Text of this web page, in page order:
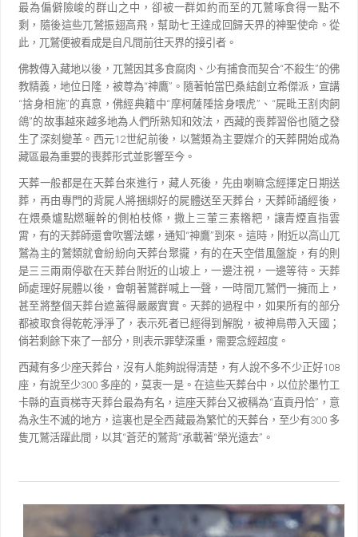
最為偏僻險峻的群山之中，卻被一群如約而至的兀鷲啄食得一點不
剩，隨後這些兀鷲振翅高飛，幫助七王達成回歸天界的神聖使命。從
此，兀鷲便被看成是自凡間前往天界的接引者。
佛教傳入藏地以後，兀鷲因其多食腐肉、少有捕食而契合“不殺生”的佛
教精義，地位日隆，被尊為“神鷹” 。隨著帕當巴桑結創立希傑派，宣講
“捨身相施”的真意，佛經典籍中“摩柯薩陲捨身喂虎” 、 “屍毗王割肉飼
鴿”的故事越來越多地為人們所熟知和效法，西藏的喪葬習俗也隨之發
生了深刻變革。西元12世紀前後，以鷲類為主要媒介的天葬開始成為
藏區最為重要的喪葬形式並影響至今。
天葬一般都是在天葬台來進行，藏人死後，先由喇嘛念經擇定日期送
葬，再由專門的背屍人將捆綁好的屍體送至天葬台，天葬師誦經後，
在煨桑爐點燃曬幹的側柏枝條，撒上三葷三素糌粑，讓青煙直指雲
霄，有的天葬師還會吹響法螺，通知 “神鷹”到來。這時，附近以高山兀
鷲為主的鷲類就會紛紛向天葬台聚攏，有的在天空借風盤旋，有的則
是三三兩兩停歇在天葬台附近的山坡上，一邊注視，一邊等待。天葬
師處理好屍體以後，會朝著鷲群喊上一聲，一時間兀鷲們一擁而上，
甚至將整個天葬台遮蓋得嚴嚴實實。天葬的過程中，如果所有的部分
都被取食得乾乾淨淨了，表示死者已經得到解脫，被神鳥帶入天國；
倘若剩餘下來了一部分，則表示罪孽深重，需要念經超度。
西藏有多少座天葬台，沒有人能夠說得清楚，有人說不多不少正好108
座，有說至少300 多座的，莫衷一是。在這些天葬台中，以位於墨竹工
卡縣的直貢梯寺天葬台最為有名，這座天葬台又被稱為“直貢丹恰” ，意
為永生不滅的地方，這裏也是全西藏最為繁忙的天葬台，至少有300 多
隻兀鷲活躍此間，以其“蒼茫的鷲背”承載著“榮光遠去” 。